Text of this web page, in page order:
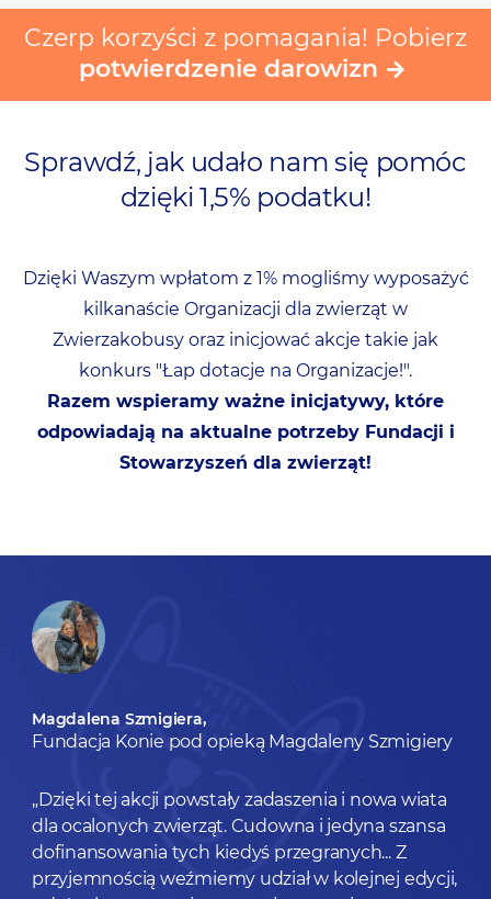
Czerp korzyści z pomagania! Pobierz
potwierdzenie darowizn
Sprawdź, jak udało nam się pomóc
dzięki 1,5% podatku!
Dzięki Waszym wpłatom z 1% mogliśmy wyposażyć
kilkanaście Organizacji dla zwierząt w
Zwierzakobusy oraz inicjować akcje takie jak
konkurs "Łap dotacje na Organizacje!".
Razem wspieramy ważne inicjatywy, które
odpowiadają na aktualne potrzeby Fundacji i
Stowarzyszeń dla zwierząt!
Magdalena Szmigiera,
Fundacja Konie pod opieką Magdaleny Szmigiery
„Dzięki tej akcji powstały zadaszenia i nowa wiata
dla ocalonych zwierząt. Cudowna i jedyna szansa
dofinansowania tych kiedyś przegranych... Z
przyjemnością weźmiemy udział w kolejnej edycji,